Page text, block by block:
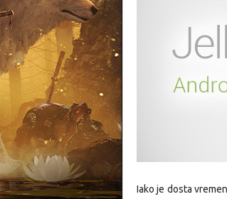
Iako je dosta